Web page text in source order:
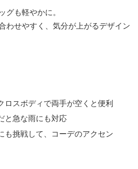
グも軽やかに。
わせやすく、気分が上がるデザイン
ロスボディで両手が空くと便利
と急な雨にも対応
も挑戦して、コーデのアクセン